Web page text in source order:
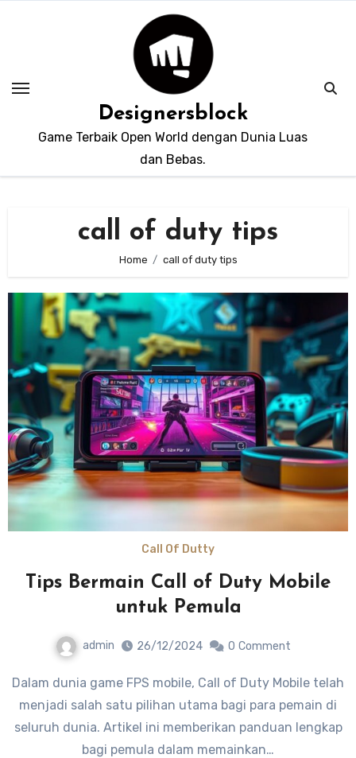
Designersblock
Game Terbaik Open World dengan Dunia Luas
dan Bebas.
call of duty tips
Home call of duty tips
Call Of Dutty
Tips Bermain Call of Duty Mobile
untuk Pemula
admin 26/12/2024 0 Comment
Dalam dunia game FPS mobile, Call of Duty Mobile telah
menjadi salah satu pilihan utama bagi para pemain di
seluruh dunia. Artikel ini memberikan panduan lengkap
bagi pemula dalam memainkan…